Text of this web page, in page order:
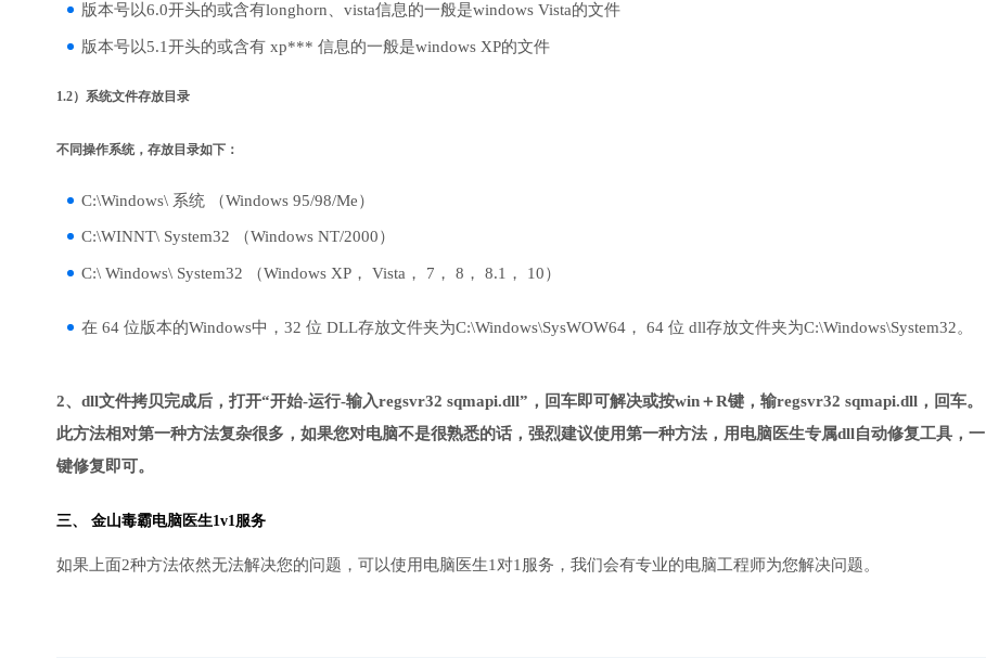
版本号以6.0开头的或含有longhorn、vista信息的一般是windows Vista的文件
版本号以5.1开头的或含有 xp*** 信息的一般是windows XP的文件
1.2）系统文件存放目录
不同操作系统，存放目录如下：
C:\Windows\ 系统 （Windows 95/98/Me）
C:\WINNT\ System32 （Windows NT/2000）
C:\ Windows\ System32 （Windows XP， Vista， 7， 8， 8.1， 10）
在 64 位版本的Windows中，32 位 DLL存放文件夹为C:\Windows\SysWOW64， 64 位 dll存放文件夹为C:\Windows\System32。
2、dll文件拷贝完成后，打开“开始-运行-输入regsvr32 sqmapi.dll”，回车即可解决或按win＋R键，输regsvr32 sqmapi.dll，回车。
此方法相对第一种方法复杂很多，如果您对电脑不是很熟悉的话，强烈建议使用第一种方法，用电脑医生专属dll自动修复工具，一
键修复即可。
三、 金山毒霸电脑医生1v1服务
如果上面2种方法依然无法解决您的问题，可以使用电脑医生1对1服务，我们会有专业的电脑工程师为您解决问题。